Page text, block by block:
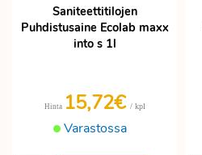
Saniteettitilojen
Puhdistusaine Ecolab maxx
into s 1l
Varastossa
Hinta 15,72€ / kpl